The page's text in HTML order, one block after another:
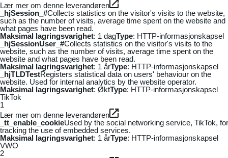
Lær mer om denne leverandøren
_hjSession_#Collects statistics on the visitor's visits to the website,
such as the number of visits, average time spent on the website and
what pages have been read.
Maksimal lagringsvarighet: 1 dagType: HTTP-informasjonskapsel
_hjSessionUser_#Collects statistics on the visitor's visits to the
website, such as the number of visits, average time spent on the
website and what pages have been read.
Maksimal lagringsvarighet: 1 årType: HTTP-informasjonskapsel
_hjTLDTestRegisters statistical data on users' behaviour on the
website. Used for internal analytics by the website operator.
Maksimal lagringsvarighet: ØktType: HTTP-informasjonskapsel
TikTok
1
Lær mer om denne leverandøren
_tt_enable_cookieUsed by the social networking service, TikTok, for
tracking the use of embedded services.
Maksimal lagringsvarighet: 1 årType: HTTP-informasjonskapsel
VWO
2